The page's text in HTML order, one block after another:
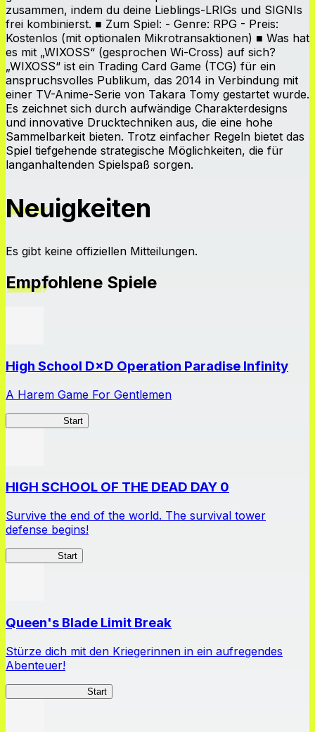
zusammen, indem du deine Lieblings-LRIGs und SIGNIs
frei kombinierst. ■ Zum Spiel: - Genre: RPG - Preis:
Kostenlos (mit optionalen Mikrotransaktionen) ■ Was hat
es mit „WIXOSS“ (gesprochen Wi-Cross) auf sich?
„WIXOSS“ ist ein Trading Card Game (TCG) für ein
anspruchsvolles Publikum, das 2014 in Verbindung mit
einer TV-Anime-Serie von Takara Tomy gestartet wurde.
Es zeichnet sich durch aufwändige Charakterdesigns
und innovative Drucktechniken aus, die eine hohe
Sammelbarkeit bieten. Trotz einfacher Regeln bietet das
Spiel tiefgehende strategische Möglichkeiten, die für
langanhaltenden Spielspaß sorgen.
Neuigkeiten
Es gibt keine offiziellen Mitteilungen.
Empfohlene Spiele
High School D×D Operation Paradise Infinity
A Harem Game For Gentlemen
Start
HIGH SCHOOL OF THE DEAD DAY 0
Survive the end of the world. The survival tower
defense begins!
Start
Queen's Blade Limit Break
Stürze dich mit den Kriegerinnen in ein aufregendes
Abenteuer!
Start